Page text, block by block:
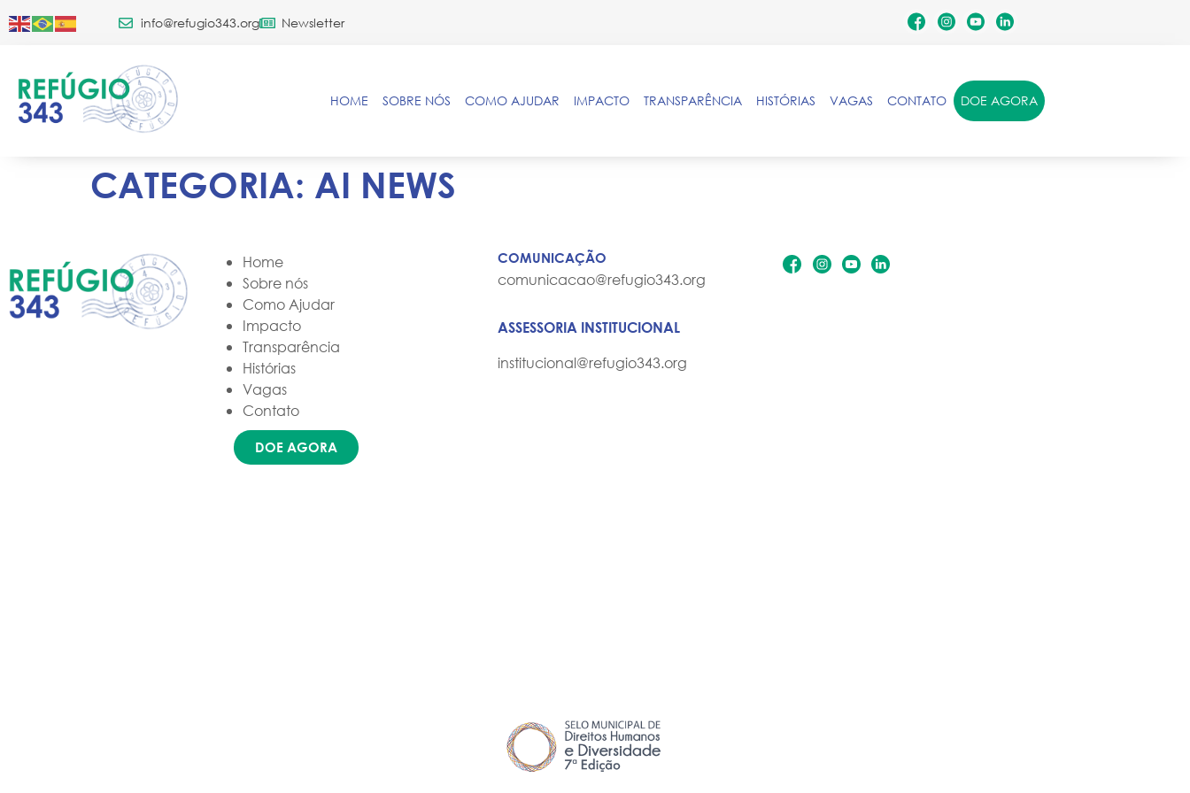
info@refugio343.org Newsletter
HOME SOBRE NÓS COMO AJUDAR IMPACTO TRANSPARÊNCIA HISTÓRIAS VAGAS CONTATO DOE AGORA
CATEGORIA: AI NEWS
Home
Sobre nós
Como Ajudar
Impacto
Transparência
Histórias
Vagas
Contato
DOE AGORA
COMUNICAÇÃO
comunicacao@refugio343.org
ASSESSORIA INSTITUCIONAL
institucional@refugio343.org